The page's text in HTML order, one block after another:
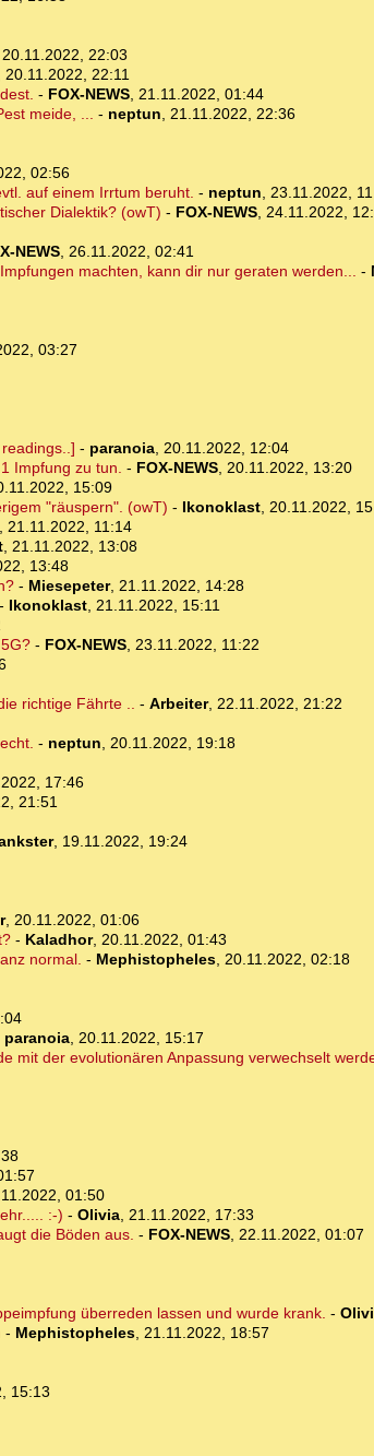
20.11.2022, 22:03
20.11.2022, 22:11
- FOX-NEWS, 21.11.2022, 01:44
meide, ... - neptun, 21.11.2022, 22:36
02:56
auf einem Irrtum beruht. - neptun, 23.11.2022,
Dialektik? (owT) - FOX-NEWS, 24.11.2022,
NEWS, 26.11.2022, 02:41
machten, kann dir nur geraten werden... -
03:27
- paranoia, 20.11.2022, 12:04
Impfung zu tun. - FOX-NEWS, 20.11.2022, 13:20
15:09
"räuspern". (owT) - Ikonoklast, 20.11.2022,
, 21.11.2022, 11:14
, 21.11.2022, 13:08
13:48
- Miesepeter, 21.11.2022, 14:28
- Ikonoklast, 21.11.2022, 15:11
- FOX-NEWS, 23.11.2022, 11:22
richtige Fährte .. - Arbeiter, 22.11.2022, 21:22
- neptun, 20.11.2022, 19:18
17:46
21:51
, 19.11.2022, 19:24
, 20.11.2022, 01:06
- Kaladhor, 20.11.2022, 01:43
normal. - Mephistopheles, 20.11.2022, 02:18
paranoia, 20.11.2022, 15:17
mit der evolutionären Anpassung verwechselt
01:50
:-) - Olivia, 21.11.2022, 17:33
die Böden aus. - FOX-NEWS, 22.11.2022, 01:07
überreden lassen und wurde krank. -
- Mephistopheles, 21.11.2022, 18:57
15:13